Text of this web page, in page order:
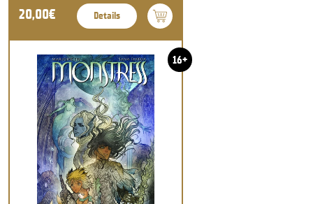
20,00€ Details
16+